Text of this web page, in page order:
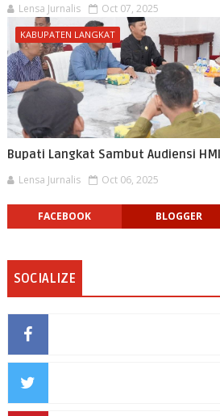
Lensa Jurnalis Oct 07, 2025
KABUPATEN LANGKAT
Bupati Langkat Sambut Audiensi
Lensa Jurnalis Oct 06, 2025
FACEBOOK BLOGGER
SOCIALIZE